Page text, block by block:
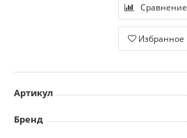
Сравнение
Избранное
Артикул
Бренд